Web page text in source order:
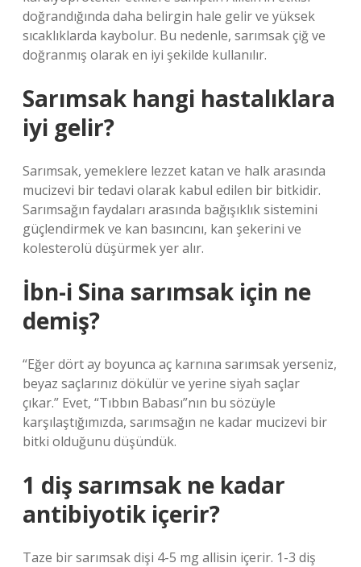
doğrandığında daha belirgin hale gelir ve yüksek
sıcaklıklarda kaybolur. Bu nedenle, sarımsak çiğ ve
doğranmış olarak en iyi şekilde kullanılır.
Sarımsak hangi hastalıklara
iyi gelir?
Sarımsak, yemeklere lezzet katan ve halk arasında
mucizevi bir tedavi olarak kabul edilen bir bitkidir.
Sarımsağın faydaları arasında bağışıklık sistemini
güçlendirmek ve kan basıncını, kan şekerini ve
kolesterolü düşürmek yer alır.
İbn-i Sina sarımsak için ne
demiş?
“Eğer dört ay boyunca aç karnına sarımsak yerseniz,
beyaz saçlarınız dökülür ve yerine siyah saçlar
çıkar.” Evet, “Tıbbın Babası”nın bu sözüyle
karşılaştığımızda, sarımsağın ne kadar mucizevi bir
bitki olduğunu düşündük.
1 diş sarımsak ne kadar
antibiyotik içerir?
Taze bir sarımsak dişi 4-5 mg allisin içerir. 1-3 diş